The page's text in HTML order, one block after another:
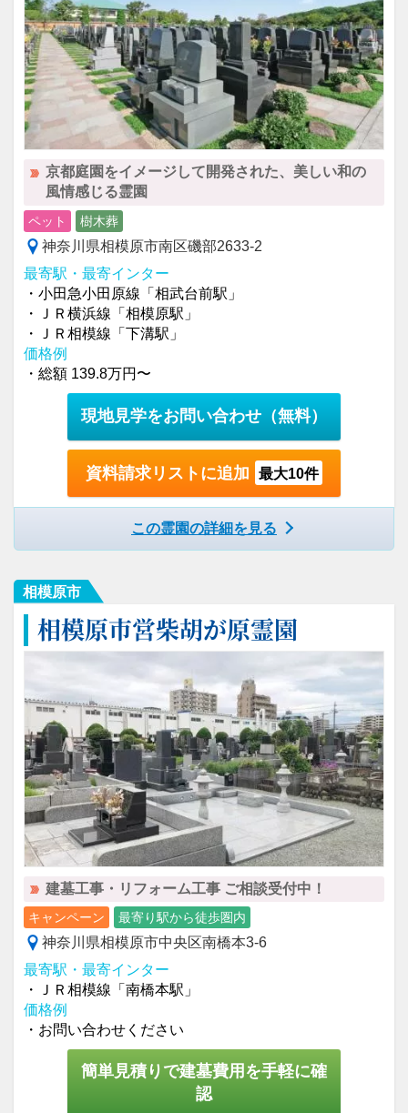
京都庭園をイメージして開発された、美しい和の
風情感じる霊園
ペット 樹木葬
神奈川県相模原市南区磯部2633-2
最寄駅・最寄インター
・小田急小田原線「相武台前駅」
・ＪＲ横浜線「相模原駅」
・ＪＲ相模線「下溝駅」
価格例
・総額 139.8万円〜
現地見学をお問い合わせ （無料）
資料請求リストに追加 最大10件
この霊園の詳細を見る
相模原市
相模原市営柴胡が原霊園
建墓工事・リフォーム工事 ご相談受付中！
キャンペーン 最寄り駅から徒歩圏内
神奈川県相模原市中央区南橋本3-6
最寄駅・最寄インター
・ＪＲ相模線「南橋本駅」
価格例
・お問い合わせください
簡単見積りで建墓費用を手軽に確
認